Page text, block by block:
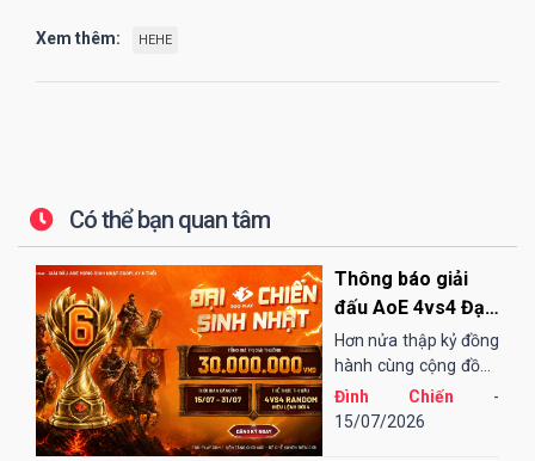
Xem thêm: HEHE
Có thể bạn quan tâm
Thông báo giải
đấu AoE 4vs4 Đại
Chiến Sinh Nhật
EGOPLAY
Hơn nửa thập kỷ đồng
hành cùng cộng đồng
AoE Việt Nam,
EGOPLAY đã không
Đình Chiến -
15/07/2026